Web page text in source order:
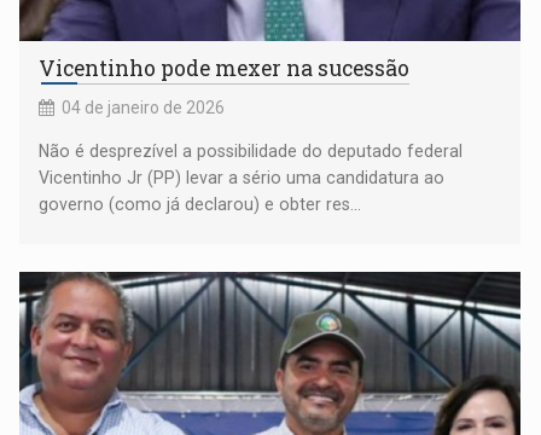
Vicentinho pode mexer na sucessão
04 de janeiro de 2026
Não é desprezível a possibilidade do deputado federal
Vicentinho Jr (PP) levar a sério uma candidatura ao
governo (como já declarou) e obter res...